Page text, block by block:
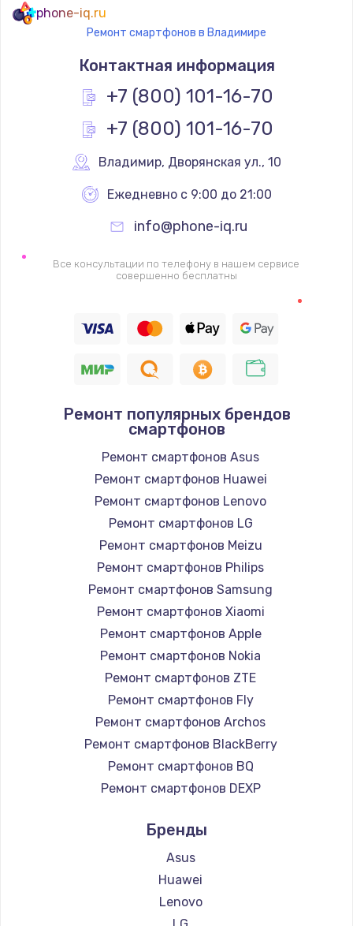
1800 руб.
Замена тачпада
1660 руб.
Заказать
Замена контроллера питания
Заказать
Настройка Wi-Fi
Заказать
Ремонт петель крышки
Заказать
Замена вебкамеры
1740 руб.
Заказать
Установка драйверов
1225 руб.
Заказать
Замена жесткого диска
1250 руб.
Заказать
Ремонт цепей питания
3000 руб.
Заказать
Замена видеокарты
2100 руб.
Заказать
phone-iq.ru
Ремонт смартфонов в Владимире
Контактная информация
+7 (800) 101-16-70
+7 (800) 101-16-70
Владимир, Дворянская ул., 10
Ежедневно с 9:00 до 21:00
info@phone-iq.ru
Все консультации по телефону в нашем сервисе
совершенно бесплатны
Ремонт популярных брендов
смартфонов
Ремонт смартфонов Asus
Ремонт смартфонов Huawei
Ремонт смартфонов Lenovo
Ремонт смартфонов LG
Ремонт смартфонов Meizu
Ремонт смартфонов Philips
Ремонт смартфонов Samsung
Ремонт смартфонов Xiaomi
Ремонт смартфонов Apple
Ремонт смартфонов Nokia
Ремонт смартфонов ZTE
Ремонт смартфонов Fly
Ремонт смартфонов Archos
Ремонт смартфонов BlackBerry
Ремонт смартфонов BQ
Ремонт смартфонов DEXP
Ремонт смартфонов Ginzzu
Ремонт смартфонов Highscreen
Ремонт смартфонов Irbis
Ремонт смартфонов Kyocera
Ремонт смартфонов LeEco
Бренды
Asus
Huawei
Lenovo